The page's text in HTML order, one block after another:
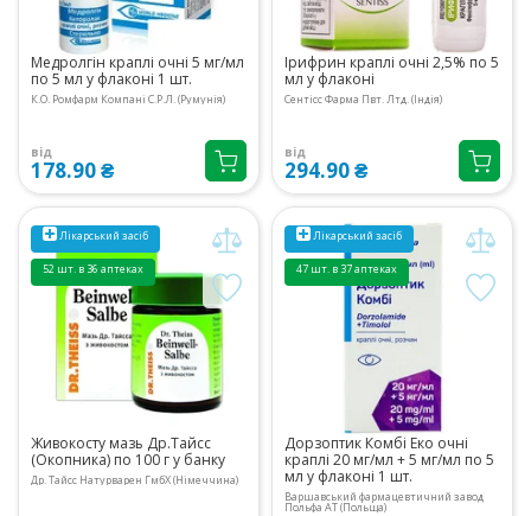
Медролгін краплі очні 5 мг/мл
по 5 мл у флаконі 1 шт.
К.О. Ромфарм Компані С.Р.Л. (Румунія)
від
178.90 ₴
Ірифрин краплі очні 2,5% по 5
мл у флаконі
Сентісс Фарма Пвт. Лтд. (Індія)
від
294.90 ₴
Лікарський засіб
52 шт. в 36 аптеках
Живокосту мазь Др.Тайсс
(Окопника) по 100 г у банку
Др. Тайсс Натурварен ГмбХ (Німеччина)
Лікарський засіб
47 шт. в 37 аптеках
Дорзоптик Комбі Еко очні
краплі 20 мг/мл + 5 мг/мл по 5
мл у флаконі 1 шт.
Варшавський фармацевтичний завод
Польфа АТ (Польща)